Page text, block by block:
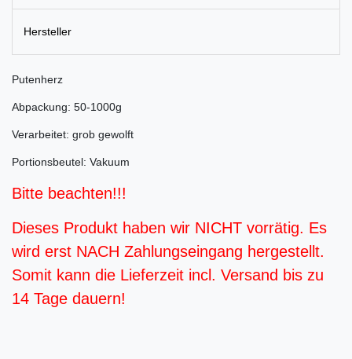
Hersteller
Putenherz
Abpackung: 50-1000g
Verarbeitet: grob gewolft
Portionsbeutel: Vakuum
Bitte beachten!!!
Dieses Produkt haben wir NICHT vorrätig. Es
wird erst NACH Zahlungseingang hergestellt.
Somit kann die Lieferzeit incl. Versand bis zu
14 Tage dauern!